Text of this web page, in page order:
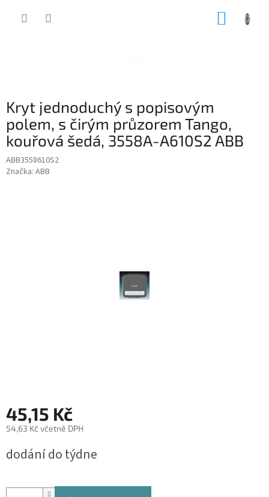
Kryt jednoduchý s popisovým
polem, s čirým průzorem Tango,
kouřová šedá, 3558A-A610S2 ABB
ABB3558610S2
Značka: ABB
45,15 Kč
54,63 Kč včetně DPH
cena:
dodání do týdne